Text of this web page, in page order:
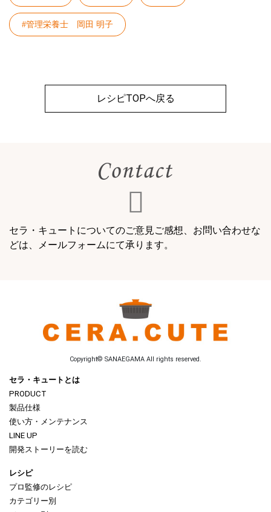
#管理栄養士 岡田 明子
レシピTOPへ戻る
セラ・キュートについてのご意見ご感想、お問い合わせな
どは、メールフォームにて承ります。
Copyright© SANAEGAMA All rights reserved.
セラ・キュートとは
PRODUCT
製品仕様
使い方・メンテナンス
LINE UP
開発ストーリーを読む
レシピ
プロ監修のレシピ
カテゴリー別